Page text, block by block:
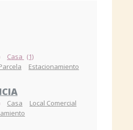
Casa (1)
Estacionamiento
Casa
Local Comercial